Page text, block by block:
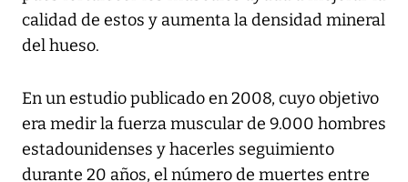
calidad de estos y aumenta la densidad mineral
del hueso.
En un estudio publicado en 2008, cuyo objetivo
era medir la fuerza muscular de 9.000 hombres
estadounidenses y hacerles seguimiento
durante 20 años, el número de muertes entre